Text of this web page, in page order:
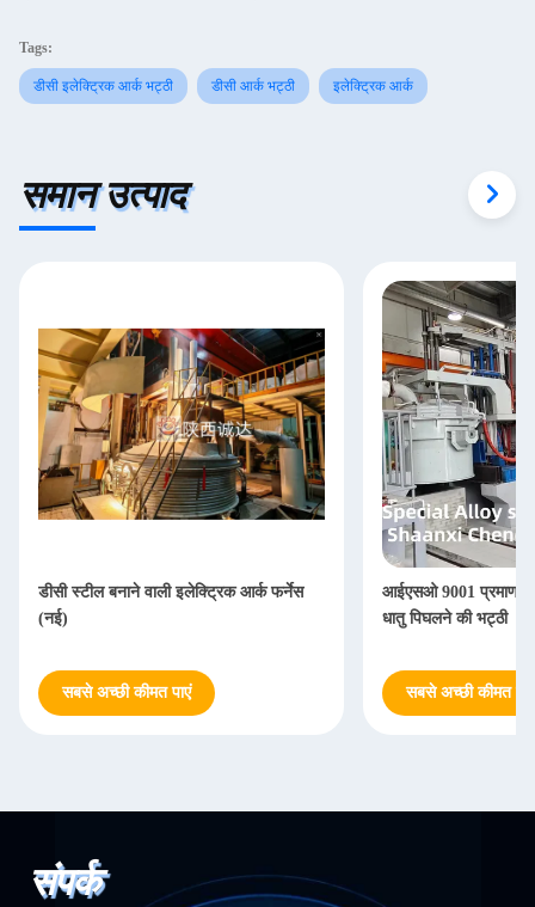
Tags:
डीसी इलेक्ट्रिक आर्क भट्ठी डीसी आर्क भट्ठी इलेक्ट्रिक आर्क
समान उत्पाद
डीसी स्टील बनाने वाली इलेक्ट्रिक आर्क फर्नेस
(नई)
सबसे अच्छी कीमत पाएं
आईएसओ 9001 प्रमाणन
धातु पिघलने की भट्ठी
सबसे अच्छी कीमत पाएं
संपर्क